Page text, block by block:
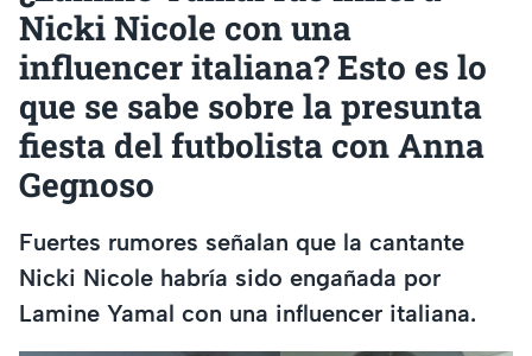
Nicki Nicole con una
influencer italiana? Esto es lo
que se sabe sobre la presunta
fiesta del futbolista con Anna
Gegnoso
Fuertes rumores señalan que la cantante
Nicki Nicole habría sido engañada por
Lamine Yamal con una influencer italiana.